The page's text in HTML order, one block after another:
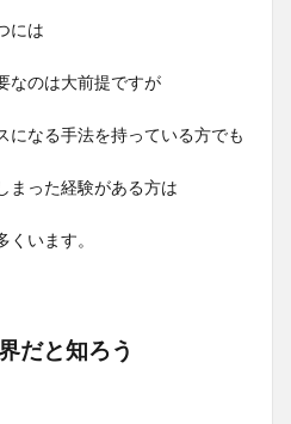
には
なのは大前提ですが
になる手法を持っている方でも
まった経験がある方は
います。
だと知ろう